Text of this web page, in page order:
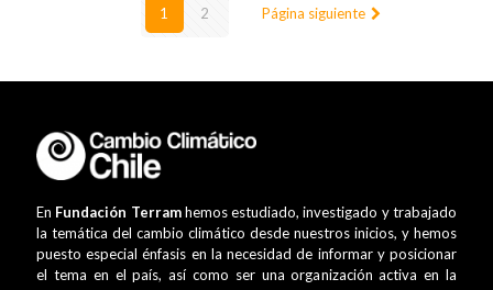
1 2 Página siguiente
En Fundación Terramhemos estudiado, investigado y trabajado
la temática del cambio climático desde nuestros inicios, y hemos
puesto especial énfasis en la necesidad de informar y posicionar
el tema en el país, así como ser una organización activa en la